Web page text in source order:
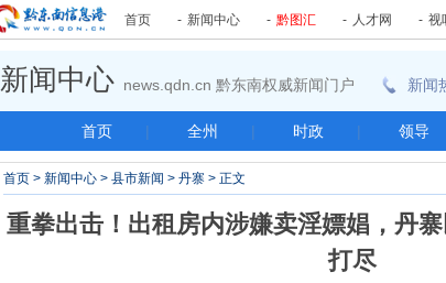
首页 - 新闻中心 - 黔图汇 - 人才网 - 视
新闻中心 news.qdn.cn 黔东南权威新闻门户 新闻
首页 | 全州 | 时政 | 领导
首页 > 新闻中心 > 县市新闻 > 丹寨 > 正文
重拳出击！出租房内涉嫌卖淫嫖娼，丹
打尽